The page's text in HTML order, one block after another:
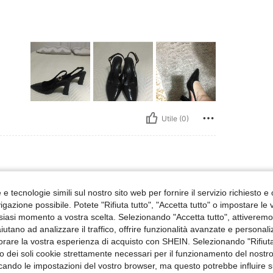
Utile (0)
Utile (0)
e tecnologie simili sul nostro sito web per fornire il servizio richiesto e
possibile. Potete "Rifiuta tutto", "Accetta tutto" o impostare le
momento a vostra scelta. Selezionando "Accetta tutto",
ad analizzare il traffico, offrire funzionalità avanzate e
la vostra esperienza di acquisto con SHEIN. Selezionando
dei soli cookie strettamente necessari per il funzionamento del
le impostazioni del vostro browser, ma questo potrebbe influire